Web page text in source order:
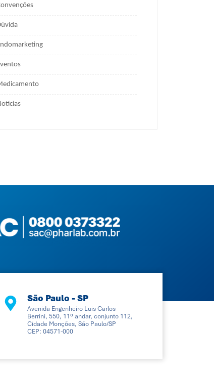
São Paulo - SP
Avenida Engenheiro Luis Carlos
Berrini, 550, 11º andar, conjunto 112,
Cidade Monções, São Paulo/SP
CEP: 04571-000